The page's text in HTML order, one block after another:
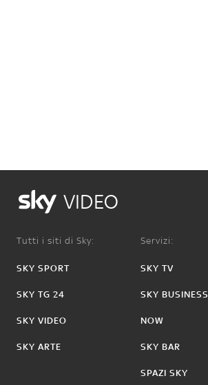
VIDEO
Tutti i siti di Sky:
SKY SPORT
SKY TG 24
SKY VIDEO
SKY ARTE
Servizi:
SKY TV
SKY BUSINESS
NOW
SKY BAR
SPAZI SKY